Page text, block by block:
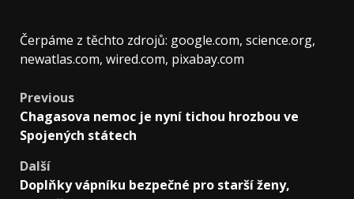
Čerpáme z těchto zdrojů: google.com, science.org,
newatlas.com, wired.com, pixabay.com
Post
navigation
Previous
Chagasova nemoc je nyní tichou hrozbou ve
Spojených státech
Další
Doplňky vápníku bezpečné pro starší ženy,